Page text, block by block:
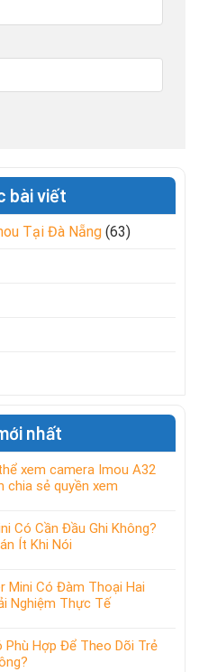
bài viết
Tại Đà Nẵng (63)
nhất
xem camera Imou A32
chia sẻ quyền xem
Có Cần Đầu Ghi Không?
Ít Khi Nói
Mini Có Đàm Thoại Hai
Nghiệm Thực Tế
Phù Hợp Để Theo Dõi Trẻ